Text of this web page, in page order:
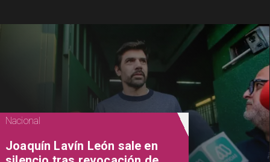
Nacional
Joaquín Lavín León sale en